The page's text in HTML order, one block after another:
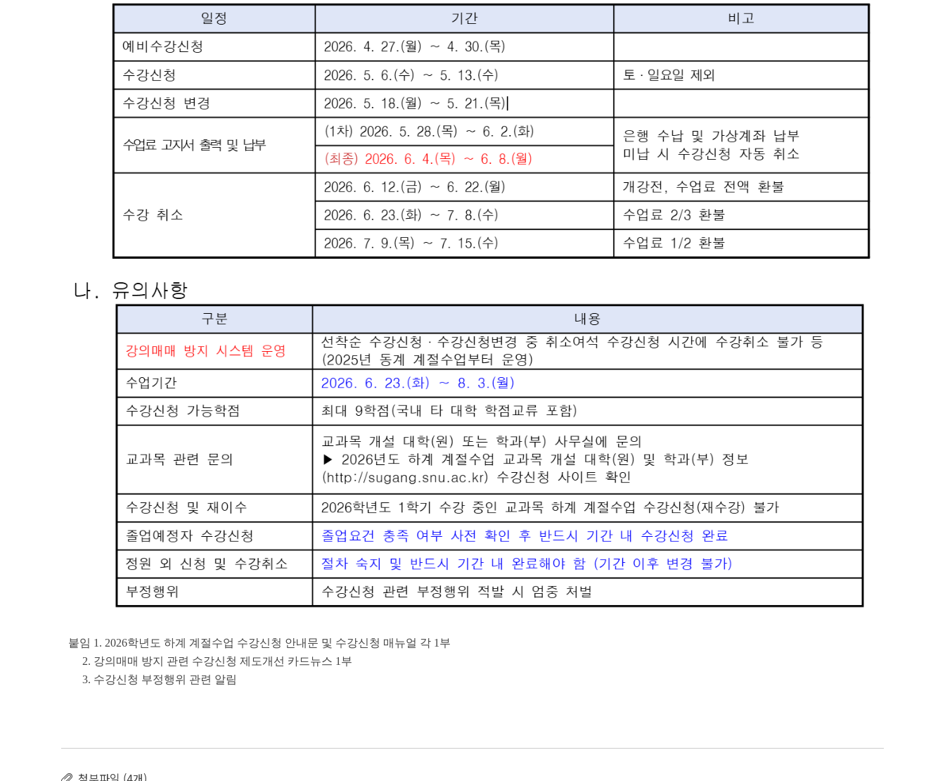
붙임 1. 2026학년도 하계 계절수업 수강신청 안내문 및 수강신청 매뉴얼 각 1부
2. 강의매매 방지 관련 수강신청 제도개선 카드뉴스 1부
3. 수강신청 부정행위 관련 알림